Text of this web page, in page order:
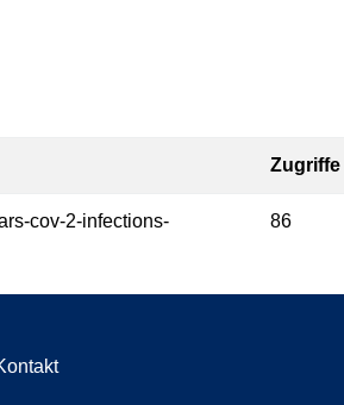
Zugriffe
cov-2-infections-
86